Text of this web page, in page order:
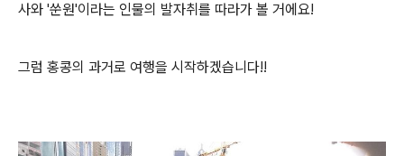
사와 '쑨원'이라는 인물의 발자취를 따라가 볼 거에요!
그럼 홍콩의 과거로 여행을 시작하겠습니다!!